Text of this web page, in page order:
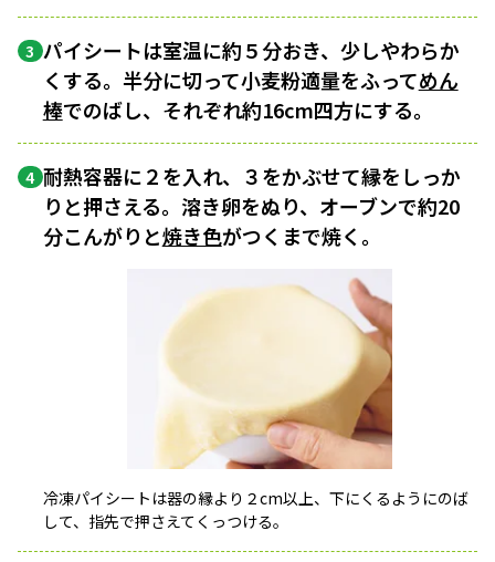
3 パイシートは室温に約５分おき、少しやわらか
くする。半分に切って小麦粉適量をふってめん
棒でのばし、それぞれ約16cm四方にする。
4 耐熱容器に２を入れ、３をかぶせて縁をしっか
りと押さえる。溶き卵をぬり、オーブンで約20
分こんがりと焼き色がつくまで焼く。
冷凍パイシートは器の縁より２cm以上、下にくるようにのば
して、指先で押さえてくっつける。